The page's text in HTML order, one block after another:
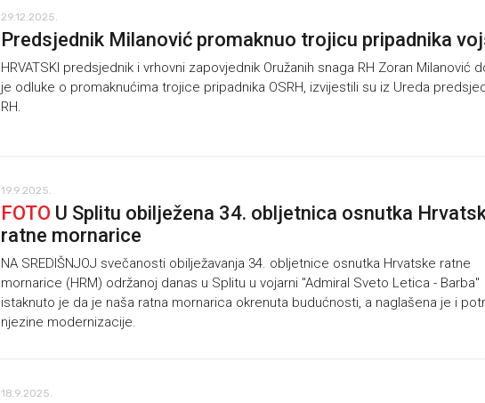
29.12.2025.
Predsjednik Milanović promaknuo trojicu pripadnika
HRVATSKI predsjednik i vrhovni zapovjednik Oružanih snaga RH Zoran Milanović
je odluke o promaknućima trojice pripadnika OSRH, izvijestili su iz Ureda
RH.
19.9.2025.
FOTO U Splitu obilježena 34. obljetnica osnutka
ratne mornarice
NA SREDIŠNJOJ svečanosti obilježavanja 34. obljetnice osnutka Hrvatske ratne
mornarice (HRM) održanoj danas u Splitu u vojarni "Admiral Sveto Letica - Barba"
istaknuto je da je naša ratna mornarica okrenuta budućnosti, a naglašena je i
njezine modernizacije.
18.9.2025.